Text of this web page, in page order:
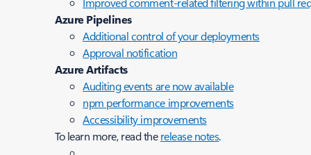
Azure Pipelines
Additional control of your deployments
Approval notification
Azure Artifacts
Auditing events are now available
npm performance improvements
Accessibility improvements
To learn more, read therelease notes.